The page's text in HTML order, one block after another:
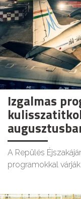
Izgalmas
A Repülés
programokkal